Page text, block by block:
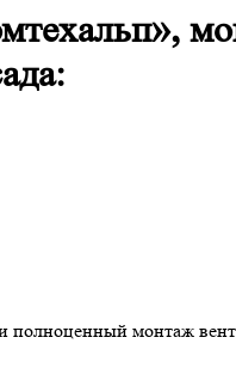
полноценный монтаж